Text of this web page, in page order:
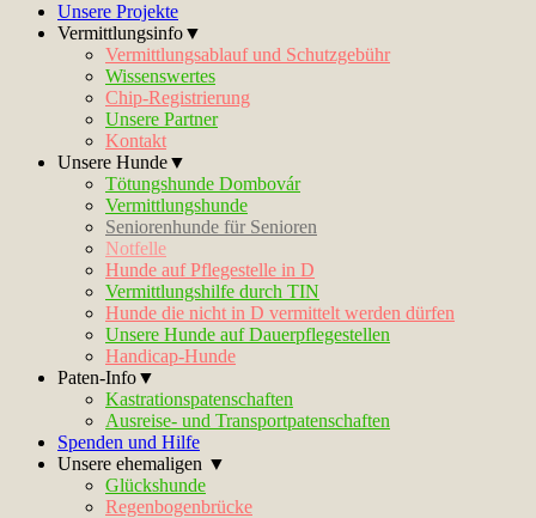
Unsere Projekte
Vermittlungsinfo▼
Vermittlungsablauf und Schutzgebühr
Wissenswertes
Chip-Registrierung
Unsere Partner
Kontakt
Unsere Hunde▼
Tötungshunde Dombovár
Vermittlungshunde
Seniorenhunde für Senioren
Notfelle
Hunde auf Pflegestelle in D
Vermittlungshilfe durch TIN
Hunde die nicht in D vermittelt werden dürfen
Unsere Hunde auf Dauerpflegestellen
Handicap-Hunde
Paten-Info▼
Kastrationspatenschaften
Ausreise- und Transportpatenschaften
Spenden und Hilfe
Unsere ehemaligen ▼
Glückshunde
Regenbogenbrücke